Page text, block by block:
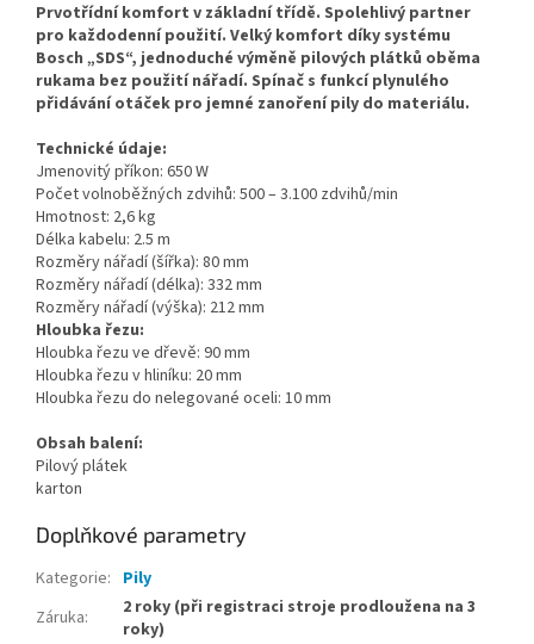
Prvotřídní komfort v základní třídě. Spolehlivý partner
pro každodenní použití. Velký komfort díky systému
Bosch „SDS“, jednoduché výměně pilových plátků oběma
rukama bez použití nářadí. Spínač s funkcí plynulého
přidávání otáček pro jemné zanoření pily do materiálu.
Technické údaje:
Jmenovitý příkon: 650 W
Počet volnoběžných zdvihů: 500 – 3.100 zdvihů/min
Hmotnost: 2,6 kg
Délka kabelu: 2.5 m
Rozměry nářadí (šířka): 80 mm
Rozměry nářadí (délka): 332 mm
Rozměry nářadí (výška): 212 mm
Hloubka řezu:
Hloubka řezu ve dřevě: 90 mm
Hloubka řezu v hliníku: 20 mm
Hloubka řezu do nelegované oceli: 10 mm
Obsah balení:
Pilový plátek
karton
Doplňkové parametry
Kategorie: Pily
Záruka:
2 roky (při registraci stroje prodloužena na 3
roky)